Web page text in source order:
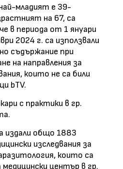
младият е 39-
на 67, са
в периода от 1 януари
2024 г. са използвали
съдържание при
на направления за
които не са били
bTV.
с практики в гр.
издали общо 1883
изследвания за
които са
център в гр.